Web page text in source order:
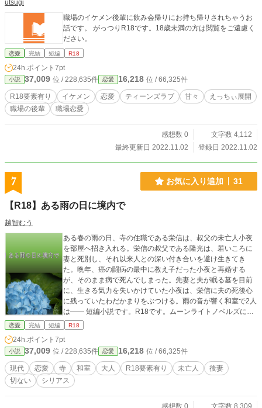
utsugi
職場のイケメン後輩に飲み会帰りにお持ち帰りされちゃうお
話です。 がっつりR18です。18歳未満の方は閲覧をご遠慮く
ださい。
恋愛 完結 短編 R18
24h.ポイント 7pt
小説 37,009 位 / 228,635件 恋愛 16,218 位 / 66,325件
R18要素有り イケメン 恋愛 ティーンズラブ 甘々
えっちぃ展開
職場の後輩
職場恋愛
感想数 0
文字数 4,112
最終更新日 2022.11.02
登録日 2022.11.02
7 お気に入り追加 31
【R18】ある雨の日に境内で
越智むう
ある春の雨の日、寺の住職である栄信は、叔父の未亡人小夜
を部屋へ招き入れる。栄信の叔父である隆光は、若いころに
妻と死別し、それ以来人との深い付き合いを避け生きてき
た。晩年、癌の闘病の最中に教え子だった小夜と再婚する
が、そのまま病で死んでしまった。先妻と夫が眠る墓を目前
に、生きる気力を失いかけていた小夜は、栄信に夫の死後心
に残っていたわだかまりをぶつける。雨の音が響く和室で2人
は―― 短編小説です。R18です。ムーンライトノベルズにも
掲載しています。 ※表紙画像はPixabay様のフリー素材を使
恋愛 完結 短編 R18
24h.ポイント 7pt
小説 37,009 位 / 228,635件 恋愛 16,218 位 / 66,325件
現代 恋愛 寺 和室 大人 R18要素有り 未亡人
後妻
切ない
シリアス
感想数 0
文字数 8,309